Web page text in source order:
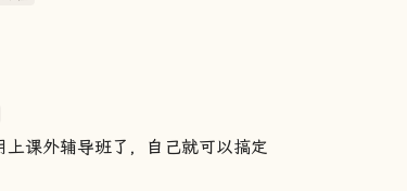
上课外辅导班了，自己就可以搞定